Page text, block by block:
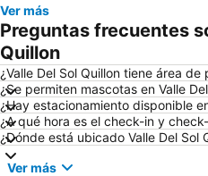
Ver más
Preguntas frecuentes
Quillon
¿Valle Del Sol Quillon tiene área de
¿Se permiten mascotas en Valle
¿Hay estacionamiento disponible
¿A qué hora es el check-in y
¿Dónde está ubicado Valle Del Sol
Ver más